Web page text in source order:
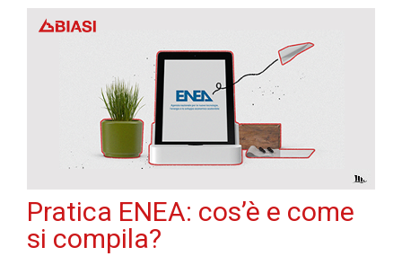
Pratica ENEA: cos’è e come
si compila?